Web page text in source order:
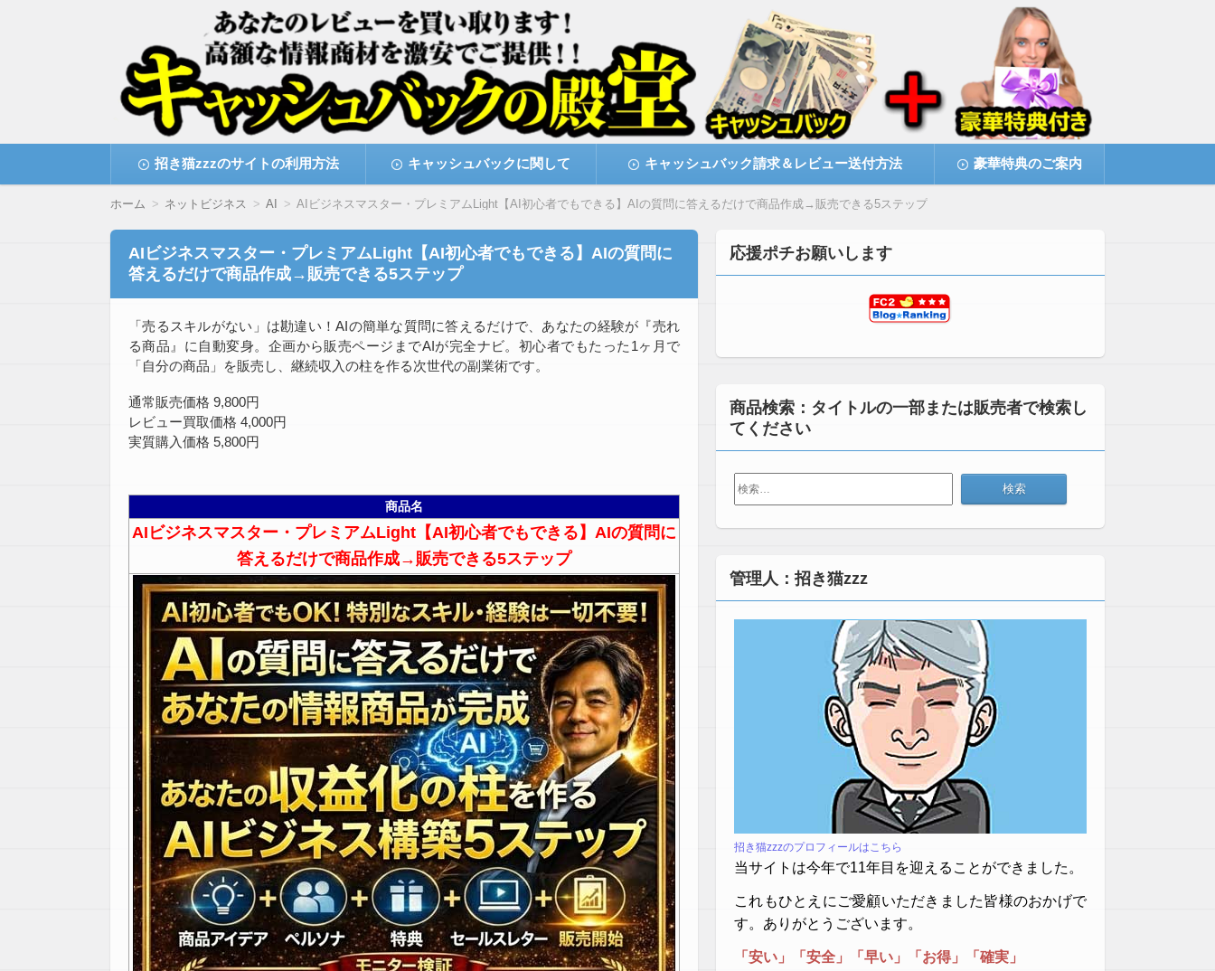
情報商材激安サイト・キャッシュバックの殿堂
高額な情報商材をレビューを買い取ることで激安で購入できます
テ
招き猫zzzのサイトの利用方法 キャッシュバックに関して キャッシュバック請求＆レビュー送付方法 豪華特典のご案内
ホーム ネットビジネス AI AIビジネスマスター・プレミアムLight【AI初心者でもできる】AIの質問に答えるだけで商品作成→販売できる5ステップ
AIビジネスマスター・プレミアムLight【AI初心者でもできる】AIの質問に
答えるだけで商品作成→販売できる5ステップ
「売るスキルがない」は勘違い！AIの簡単な質問に答えるだけで、あなたの経験が『売れ
る商品』に自動変身。企画から販売ページまでAIが完全ナビ。初心者でもたった1ヶ月で
「自分の商品」を販売し、継続収入の柱を作る次世代の副業術です。
通常販売価格 9,800円
レビュー買取価格 4,000円
実質購入価格 5,800円
商品名
AIビジネスマスター・プレミアムLight【AI初心者でもできる】AIの質問に
答えるだけで商品作成→販売できる5ステップ
応援ポチお願いします
商品検索：タイトルの一部または販売者で検索し
てください
検
索:
管理人：招き猫zzz
招き猫zzzのプロフィールはこちら
当サイトは今年で11年目を迎えることができました。
これもひとえにご愛顧いただきました皆様のおかげで
す。ありがとうございます。
「安い」「安全」「早い」「お得」「確実」